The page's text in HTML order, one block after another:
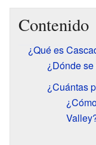
Contenido
¿Qué es
¿Dónde
¿Cuántas